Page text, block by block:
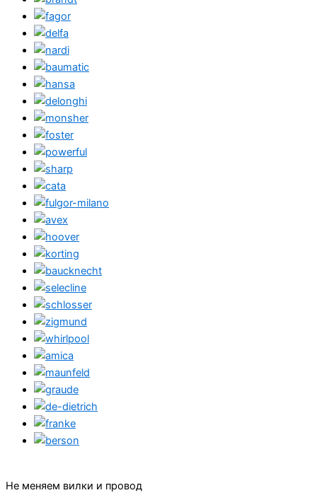
Не меняем вилки и провод